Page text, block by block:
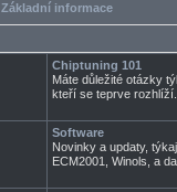
Základní informace
Chiptuning 101
Máte důležité otázky
kteří se teprve rozhlíží.
Software
Novinky a updaty,
ECM2001, Winols, a